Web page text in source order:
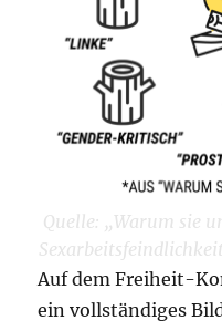
Quelle: „Warum sie
Auf dem Freiheit-
ein vollständiges